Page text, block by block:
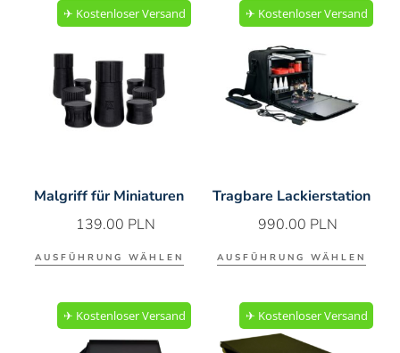
✈︎ Kostenloser Versand
Malgriff für Miniaturen
139.00 PLN
AUSFÜHRUNG WÄHLEN
✈︎ Kostenloser Versand
Tragbare Lackierstation
990.00 PLN
AUSFÜHRUNG WÄHLEN
✈︎ Kostenloser Versand ✈︎ Kostenloser Versand